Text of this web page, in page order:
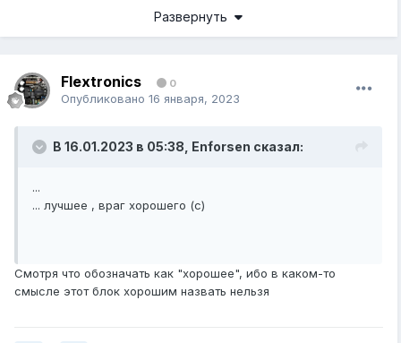
Развернуть
Flextronics 0
Опубликовано 16 января, 2023
В 16.01.2023 в 05:38, Enforsen сказал:
...
... лучшее , враг хорошего (с)
Смотря что обозначать как "хорошее", ибо в каком-то
смысле этот блок хорошим назвать нельзя